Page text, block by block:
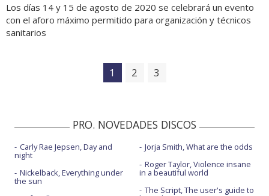
Los días 14 y 15 de agosto de 2020 se celebrará un evento
con el aforo máximo permitido para organización y técnicos
sanitarios
1 2 3
PRO. NOVEDADES DISCOS
Carly Rae Jepsen, Day and
night
Nickelback, Everything under
the sun
Jorja Smith, What are the odds
Roger Taylor, Violence insane
in a beautiful world
The Script, The user's guide to